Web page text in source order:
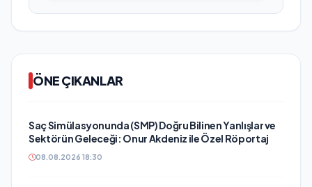
ÖNE ÇIKANLAR
Saç Simülasyonunda (SMP) Doğru Bilinen Yanlışlar ve
Sektörün Geleceği: Onur Akdeniz ile Özel Röportaj
08.08.2026 18:30